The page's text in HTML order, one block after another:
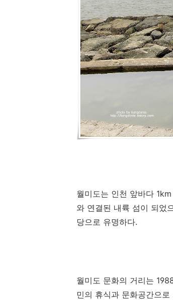
월미도는 인천 앞바다 1km
와 연결된 내륙 섬이 되었
당으로 유명하다.
월미도 문화의 거리는
민의 휴식과 문화공간으로